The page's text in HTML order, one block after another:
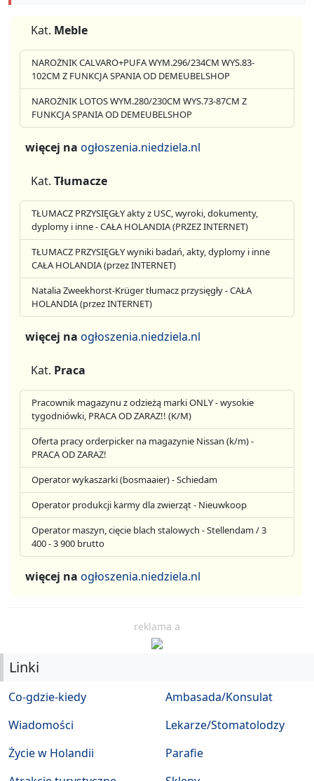
Kat. Meble
NAROŻNIK CALVARO+PUFA WYM.296/234CM WYS.83-
102CM Z FUNKCJA SPANIA OD DEMEUBELSHOP
NAROŻNIK LOTOS WYM.280/230CM WYS.73-87CM Z
FUNKCJA SPANIA OD DEMEUBELSHOP
więcej na ogłoszenia.niedziela.nl
Kat. Tłumacze
TŁUMACZ PRZYSIĘGŁY akty z USC, wyroki, dokumenty,
dyplomy i inne - CAŁA HOLANDIA (PRZEZ INTERNET)
TŁUMACZ PRZYSIĘGŁY wyniki badań, akty, dyplomy i inne
CAŁA HOLANDIA (przez INTERNET)
Natalia Zweekhorst-Krüger tłumacz przysięgły - CAŁA
HOLANDIA (przez INTERNET)
więcej na ogłoszenia.niedziela.nl
Kat. Praca
Pracownik magazynu z odzieżą marki ONLY - wysokie
tygodniówki, PRACA OD ZARAZ!! (K/M)
Oferta pracy orderpicker na magazynie Nissan (k/m) -
PRACA OD ZARAZ!
Operator wykaszarki (bosmaaier) - Schiedam
Operator produkcji karmy dla zwierząt - Nieuwkoop
Operator maszyn, cięcie blach stalowych - Stellendam / 3
400 - 3 900 brutto
więcej na ogłoszenia.niedziela.nl
reklama a
Linki
Co-gdzie-kiedy
Wiadomości
Życie w Holandii
Ambasada/Konsulat
Lekarze/Stomatolodzy
Parafie